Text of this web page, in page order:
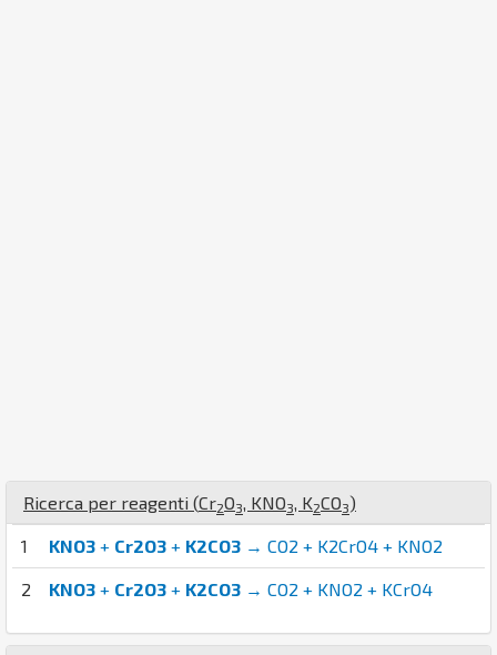
Ricerca per reagenti (Cr2O3, KNO3, K2CO3)
1 KNO3 + Cr2O3 + K2CO3 → CO2 + K2CrO4 + KNO2
2 KNO3 + Cr2O3 + K2CO3 → CO2 + KNO2 + KCrO4